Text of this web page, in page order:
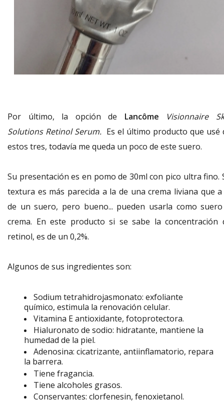
Por último, la opción de Lancôme
Visionnaire
Solutions Retinol Serum. Es el último producto que usé
estos tres, todavía me queda un poco de este suero.
Su presentación es en pomo de 30ml con pico ultra fino.
textura es más parecida a la de una crema liviana que
de un suero, pero bueno... pueden usarla como
crema. En este producto si se sabe la concentración
retinol, es de un 0,2%.
Algunos de sus ingredientes son:
Sodium tetrahidrojasmonato: exfoliante
químico, estimula la renovación celular.
Vitamina E antioxidante, fotoprotectora.
Hialuronato de sodio: hidratante, mantiene la
humedad de la piel.
Adenosina: cicatrizante, antiinflamatorio, repara
la barrera.
Tiene fragancia.
Tiene alcoholes grasos.
Conservantes: clorfenesin, fenoxietanol.